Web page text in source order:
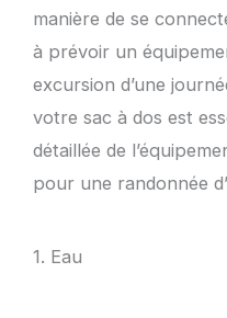
manière de se
à prévoir un
excursion d’une
votre sac à dos est
détaillée de
pour une randonnée
1. Eau